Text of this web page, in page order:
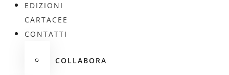
EDIZIONI
CARTACEE
CONTATTI
COLLABORA